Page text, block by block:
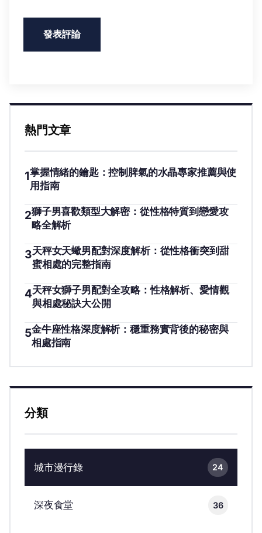
熱門文章
1掌握情緒的鑰匙：控制脾氣的水晶專家推薦與使
用指南
2獅子男喜歡類型大解密：從性格特質到戀愛攻
略全解析
3天秤女天蠍男配對深度解析：從性格衝突到甜
蜜相處的完整指南
4天秤女獅子男配對全攻略：性格解析、愛情觀
與相處秘訣大公開
5金牛座性格深度解析：穩重務實背後的秘密與
相處指南
分類
城市漫行錄 24
深夜食堂 36